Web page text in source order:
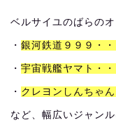
ベルサイユのばらの
・ 銀河鉄道９９９・
・ 宇宙戦艦ヤマト・
・ クレヨンしんちゃ
など、幅広いジャン